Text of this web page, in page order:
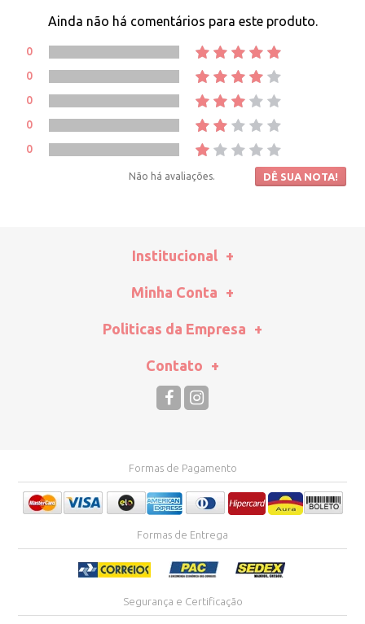
Ainda não há comentários para este produto.
0
0
0
0
0
Não há avaliações. DÊ SUA NOTA!
Institucional
Minha Conta
Politicas da Empresa
Contato
Formas de Pagamento
Formas de Entrega
Segurança e Certificação